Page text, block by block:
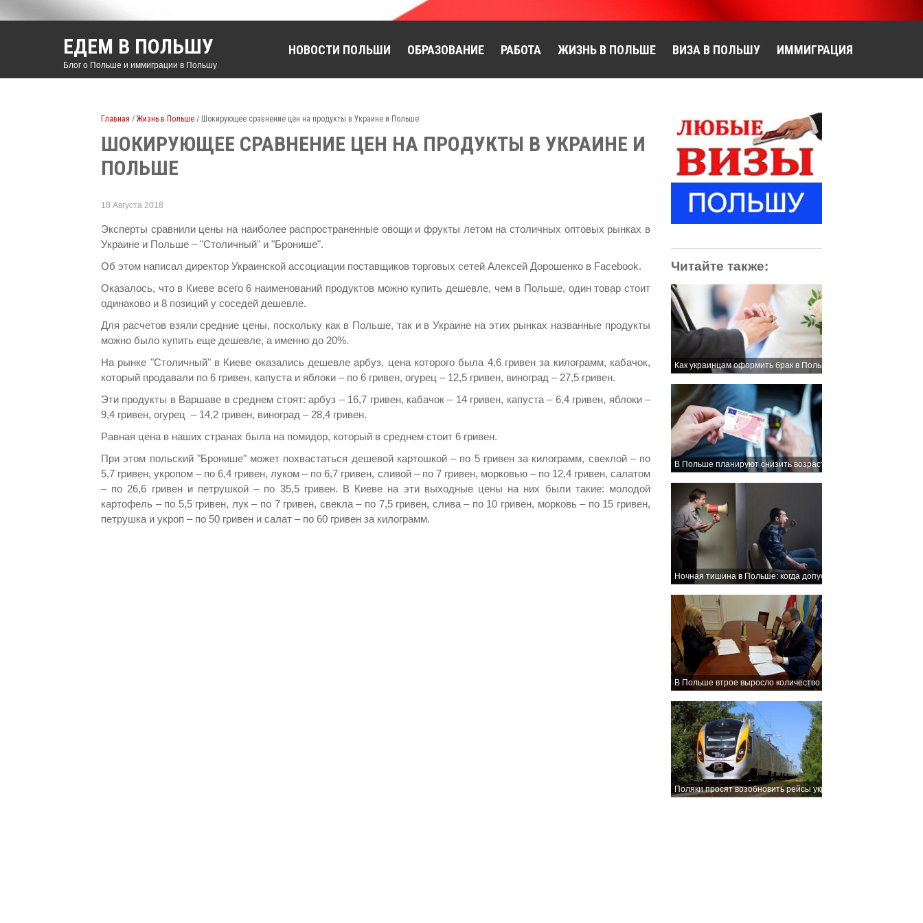
ЕДЕМ В ПОЛЬШУ
Блог о Польше и иммиграции в Польшу
НОВОСТИ ПОЛЬШИ ОБРАЗОВАНИЕ РАБОТА ЖИЗНЬ В ПОЛЬШЕ ВИЗА В ПОЛЬШУ ИММИГРАЦИЯ
Главная / Жизнь в Польше / Шокирующее сравнение цен на продукты в Украине и Польше
ШОКИРУЮЩЕЕ СРАВНЕНИЕ ЦЕН НА ПРОДУКТЫ В УКРАИНЕ И
ПОЛЬШЕ
18 Августа 2018
Эксперты сравнили цены на наиболее распространенные овощи и фрукты летом на столичных оптовых рынках в
Украине и Польше – "Столичный" и "Бронише".
Об этом написал директор Украинской ассоциации поставщиков торговых сетей Алексей Дорошенко в Facebook.
Оказалось, что в Киеве всего 6 наименований продуктов можно купить дешевле, чем в Польше, один товар стоит
одинаково и 8 позиций у соседей дешевле.
Для расчетов взяли средние цены, поскольку как в Польше, так и в Украине на этих рынках названные продукты
можно было купить еще дешевле, а именно до 20%.
На рынке "Столичный" в Киеве оказались дешевле арбуз, цена которого была 4,6 гривен за килограмм, кабачок,
который продавали по 6 гривен, капуста и яблоки – по 6 гривен, огурец – 12,5 гривен, виноград – 27,5 гривен.
Эти продукты в Варшаве в среднем стоят: арбуз – 16,7 гривен, кабачок – 14 гривен, капуста – 6,4 гривен, яблоки –
9,4 гривен, огурец – 14,2 гривен, виноград – 28,4 гривен.
Равная цена в наших странах была на помидор, который в среднем стоит 6 гривен.
При этом польский "Бронише" может похвастаться дешевой картошкой – по 5 гривен за килограмм, свеклой – по
5,7 гривен, укропом – по 6,4 гривен, луком – по 6,7 гривен, сливой – по 7 гривен, морковью – по 12,4 гривен, салатом
– по 26,6 гривен и петрушкой – по 35,5 гривен. В Киеве на эти выходные цены на них были такие: молодой
картофель – по 5,5 гривен, лук – по 7 гривен, свекла – по 7,5 гривен, слива – по 10 гривен, морковь – по 15 гривен,
петрушка и укроп – по 50 гривен и салат – по 60 гривен за килограмм.
Читайте также:
Как украинцам оформить брак в Польше: этапы процедуры и
В Польше планируют снизить возраст для получения
Ночная тишина в Польше: когда допустим шум
В Польше втрое выросло количество проявлений вражды к
Поляки просят возобновить рейсы украинского поезда